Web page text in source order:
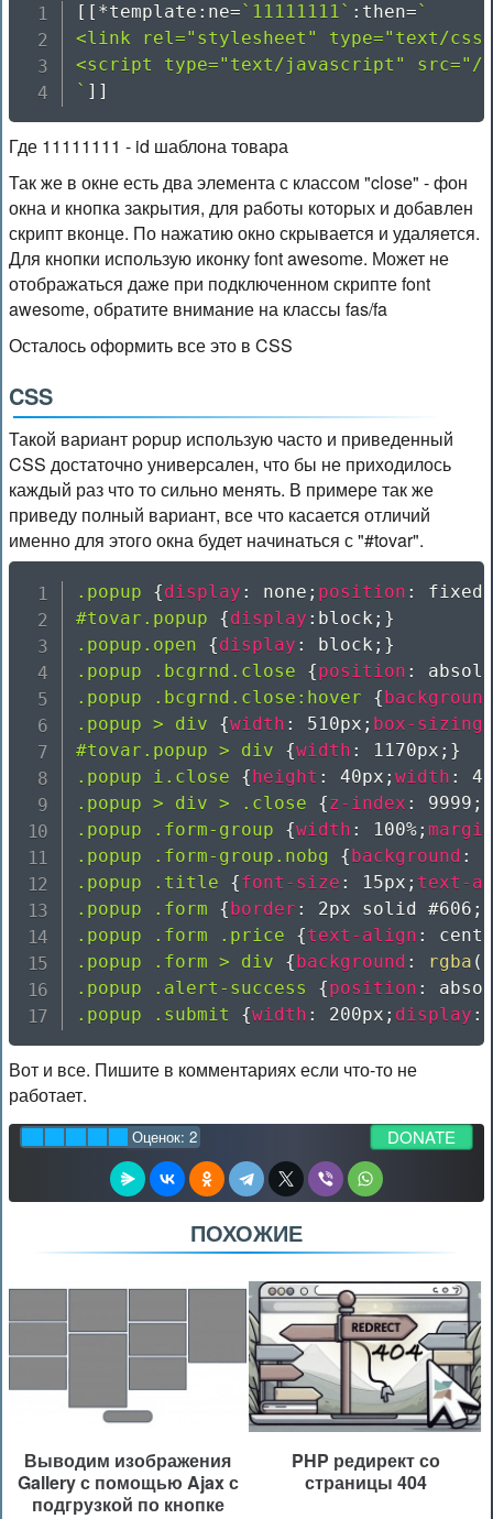
[ [ *template : ne=`11111111` : then=`
<link rel="stylesheet" type="text/css"
<script type="text/javascript" src="/
` ] ]
Где 11111111 - id шаблона товара
Так же в окне есть два элемента с классом "close" - фон
окна и кнопка закрытия, для работы которых и добавлен
скрипт вконце. По нажатию окно скрывается и удаляется.
Для кнопки использую иконку font awesome. Может не
отображаться даже при подключенном скрипте font
awesome, обратите внимание на классы fas/fa
Осталось оформить все это в CSS
CSS
Такой вариант popup использую часто и приведенный
CSS достаточно универсален, что бы не приходилось
каждый раз что то сильно менять. В примере так же
приведу полный вариант, все что касается отличий
именно для этого окна будет начинаться с "#tovar".
.popup {display : none ; position : fixed
#tovar.popup
{display : block ; }
.popup.open
{display : block ; }
.popup .bcgrnd.close
{position :
.popup .bcgrnd.close:hover
{background
.popup > div
{width : 510px ; box-sizing
#tovar.popup > div
{width : 1170px ; }
.popup i.close
{height : 40px ; width :
.popup > div > .close
{z-index : 9999 ;
.popup .form-group
{width : 100%;
.popup .form-group.nobg
{background :
.popup .title
{font-size : 15px ; text-
.popup .form
{border : 2px solid #606 ;
.popup .form .price
{text-align :
.popup .form > div
{background : rgba (
.popup .alert-success
{position :
.popup .submit
{width : 200px ; display :
Вот и все. Пишите в комментариях если что-то не
работает.
Оценок: 2 DONATE
ПОХОЖИЕ
Выводим изображения
Gallery с помощью Ajax с
подгрузкой по кнопке
PHP редирект со
страницы 404